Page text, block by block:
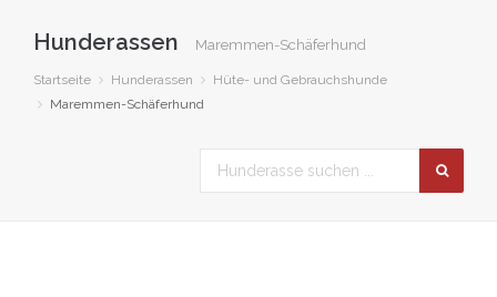
Hunderassen Maremmen-Schäferhund
Startseite Hunderassen
Hüte- und Gebrauchshunde
Maremmen-Schäferhund